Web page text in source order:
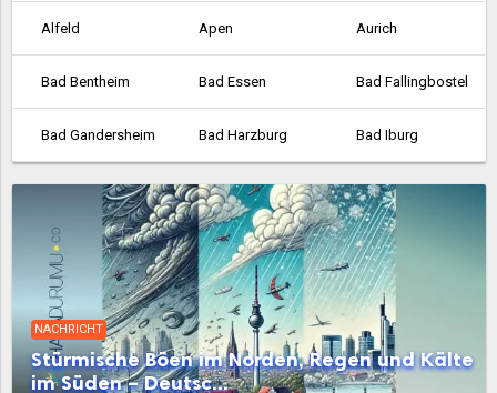
Alfeld Apen Aurich
Bad Bentheim Bad Essen Bad Fallingbostel
Bad Gandersheim Bad Harzburg Bad Iburg
Bad Lauterberg Bad Münder am Deister Bad Nenndorf
Bad Pyrmont Bad Salzdetfurth Bad Zwischenahn
Barsinghausen Barßel Bassum
Belm Bergen Beverstedt
NACHRICHT
Stürmische Böen im Norden, Regen und Kälte
im Süden – Deutsc...